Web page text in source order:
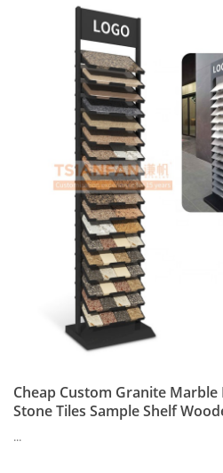
Cheap Custom Granite
Stone Tiles Sample Shelf
...